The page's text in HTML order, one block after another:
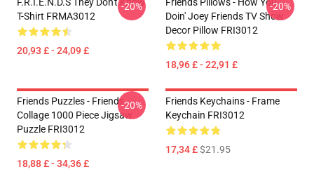
T-Shirt FRMA3012
20,93 £ - 24,09 £
-20%
Doin' Joey Friends TV Show
Decor Pillow FRI3012
18,96 £ - 22,91 £
-20%
Friends Puzzles - Friends
Collage 1000 Piece Jigsaw
Puzzle FRI3012
18,88 £ - 34,36 £
-20%
Friends Keychains - Frame
Keychain FRI3012
17,34 £$21.95